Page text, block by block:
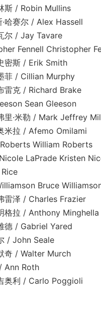
Mullins
/ Alex Hassell
Jay Tavare
Christopher
/ Erik Smith
Murphy
/ Richard Brake
Sean Gleeson
/ Mark Jeffrey
/ Afemo Omilami
William Roberts
Kristen
Bruce
泽 / Charles Frazier
Anthony Minghella
/ Gabriel Yared
John Seale
/ Walter Murch
Roth
/ Carlo Poggioli